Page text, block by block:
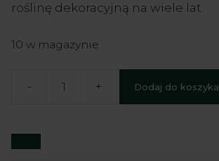
roślinę dekoracyjną na wiele lat.
10 w magazynie
-
ilość
+ Dodaj do koszyka